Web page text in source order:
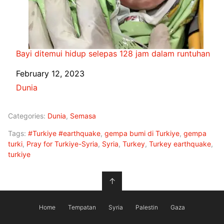
Bayi ditemui hidup selepas 128 jam dalam runtuhan
Date
February 12, 2023
In relation to
Dunia
Categories: Dunia, Semasa
Tags: #Turkiye #earthquake, gempa bumi di Turkiye, gempa
turki, Pray for Turkiye-Syria, Syria, Turkey, Turkey earthquake,
turkiye
↑
Home Tempatan Syria Palestin Gaza